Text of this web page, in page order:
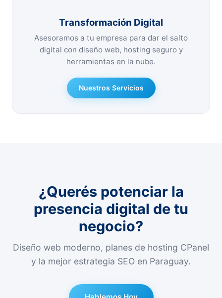
Transformación Digital
Asesoramos a tu empresa para dar el salto
digital con diseño web, hosting seguro y
herramientas en la nube.
Nuestros Servicios
¿Querés potenciar la
presencia digital de tu
negocio?
Diseño web moderno, planes de hosting CPanel
y la mejor estrategia SEO en Paraguay.